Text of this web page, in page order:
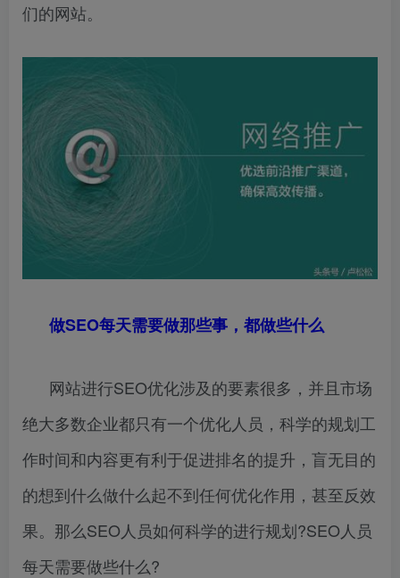
们的网站。
做SEO每天需要做那些事，都做些什么
网站进行SEO优化涉及的要素很多，并且市场
绝大多数企业都只有一个优化人员，科学的规划工
作时间和内容更有利于促进排名的提升，盲无目的
的想到什么做什么起不到任何优化作用，甚至反效
果。那么SEO人员如何科学的进行规划?SEO人员
每天需要做些什么?